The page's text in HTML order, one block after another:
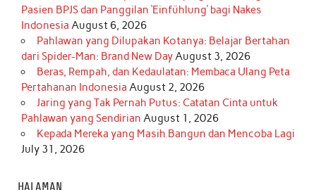
Pasien BPJS dan Panggilan ‘Einfühlung’ bagi Nakes
Indonesia August 6, 2026
Pahlawan yang Dilupakan Kotanya: Belajar Bertahan
dari Spider-Man: Brand New DayAugust 3, 2026
Beras, Rempah, dan Kedaulatan: Membaca Ulang Peta
Pertahanan Indonesia August 2, 2026
Jaring yang Tak Pernah Putus: Catatan Cinta untuk
Pahlawan yang Sendirian August 1, 2026
Kepada Mereka yang Masih Bangun dan Mencoba Lagi
July 31, 2026
HALAMAN